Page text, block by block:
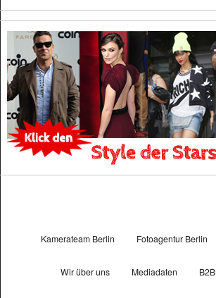
Kamerateam Berlin Fotoagentur Berlin
Wir über uns Mediadaten B2B